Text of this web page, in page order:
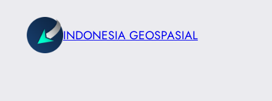
content
INDONESIA GEOSPASIAL